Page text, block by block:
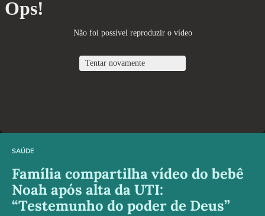
SAÚDE
Família compartilha vídeo do bebê
Noah após alta da UTI:
“Testemunho do poder de Deus”